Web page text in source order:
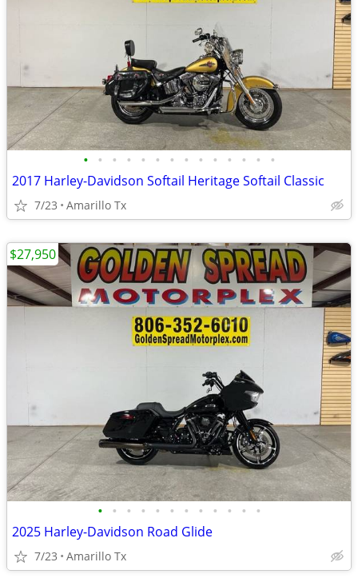
• • • • • • • • • • • • • •
2017 Harley-Davidson Softail Heritage Softail Classic
7/23 Amarillo Tx
• • • • • • • • • • • •
2025 Harley-Davidson Road Glide
7/23 Amarillo Tx
$27,950